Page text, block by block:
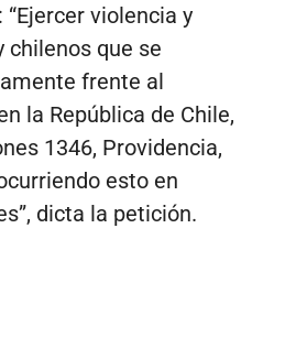
violencia y
chilenos que se
frente al
la República de Chile,
1346, Providencia,
esto en
dicta la petición.